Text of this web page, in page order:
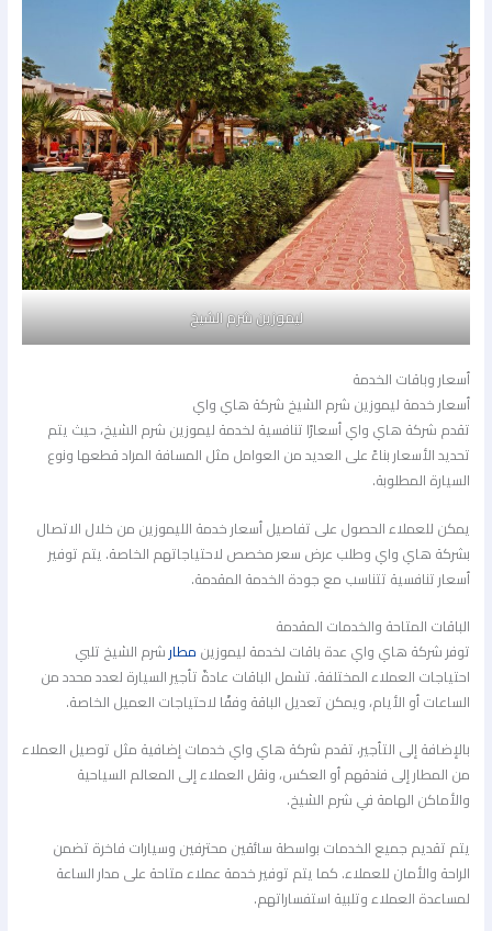
ليموزين شرم الشيخ
أسعار وباقات الخدمة
أسعار خدمة ليموزين شرم الشيخ شركة هاي واي
تقدم شركة هاي واي أسعارًا تنافسية لخدمة ليموزين شرم الشيخ، حيث يتم
تحديد الأسعار بناءً على العديد من العوامل مثل المسافة المراد قطعها ونوع
السيارة المطلوبة.
يمكن للعملاء الحصول على تفاصيل أسعار خدمة الليموزين من خلال الاتصال
بشركة هاي واي وطلب عرض سعر مخصص لاحتياجاتهم الخاصة. يتم توفير
أسعار تنافسية تتناسب مع جودة الخدمة المقدمة.
الباقات المتاحة والخدمات المقدمة
توفر شركة هاي واي عدة باقات لخدمة ليموزينمطارشرم الشيخ تلبي
احتياجات العملاء المختلفة. تشمل الباقات عادةً تأجير السيارة لعدد محدد من
الساعات أو الأيام، ويمكن تعديل الباقة وفقًا لاحتياجات العميل الخاصة.
بالإضافة إلى التأجير، تقدم شركة هاي واي خدمات إضافية مثل توصيل العملاء
من المطار إلى فندقهم أو العكس، ونقل العملاء إلى المعالم السياحية
والأماكن الهامة في شرم الشيخ.
يتم تقديم جميع الخدمات بواسطة سائقين محترفين وسيارات فاخرة تضمن
الراحة والأمان للعملاء. كما يتم توفير خدمة عملاء متاحة على مدار الساعة
لمساعدة العملاء وتلبية استفساراتهم.